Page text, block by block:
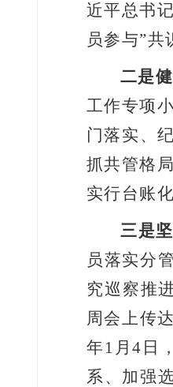
近平总书
员参与”共
二是
工作专项
门落实、
抓共管格
实行台账
三是
员落实分
究巡察推
周会上传
年 1 月4 日，
系、加强